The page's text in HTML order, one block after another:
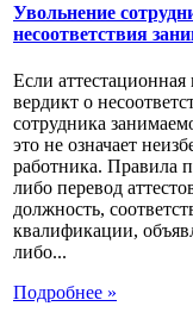
Увольнение
несоответствия
Если
вердикт о
сотрудника
это не означает
работника. Правила
либо перевод
должность,
квалификации,
либо...
Подробнее »